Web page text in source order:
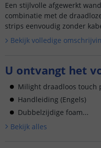
Een stijlvolle afgewerkt
combinatie met de
strips eenvoudig zonder
Bekijk volledige
U ontvangt het
Milight draadloos touch
Handleiding (Engels)
Dubbelzijdige foam...
Bekijk alles